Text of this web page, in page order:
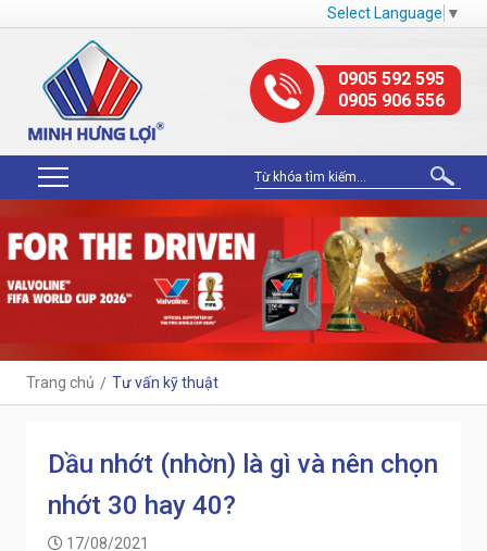
Select Language ▼
0905 592 595
0905 906 556
Trang chủ Tư vấn kỹ thuật
Dầu nhớt (nhờn) là gì và nên chọn
nhớt 30 hay 40?
17/08/2021